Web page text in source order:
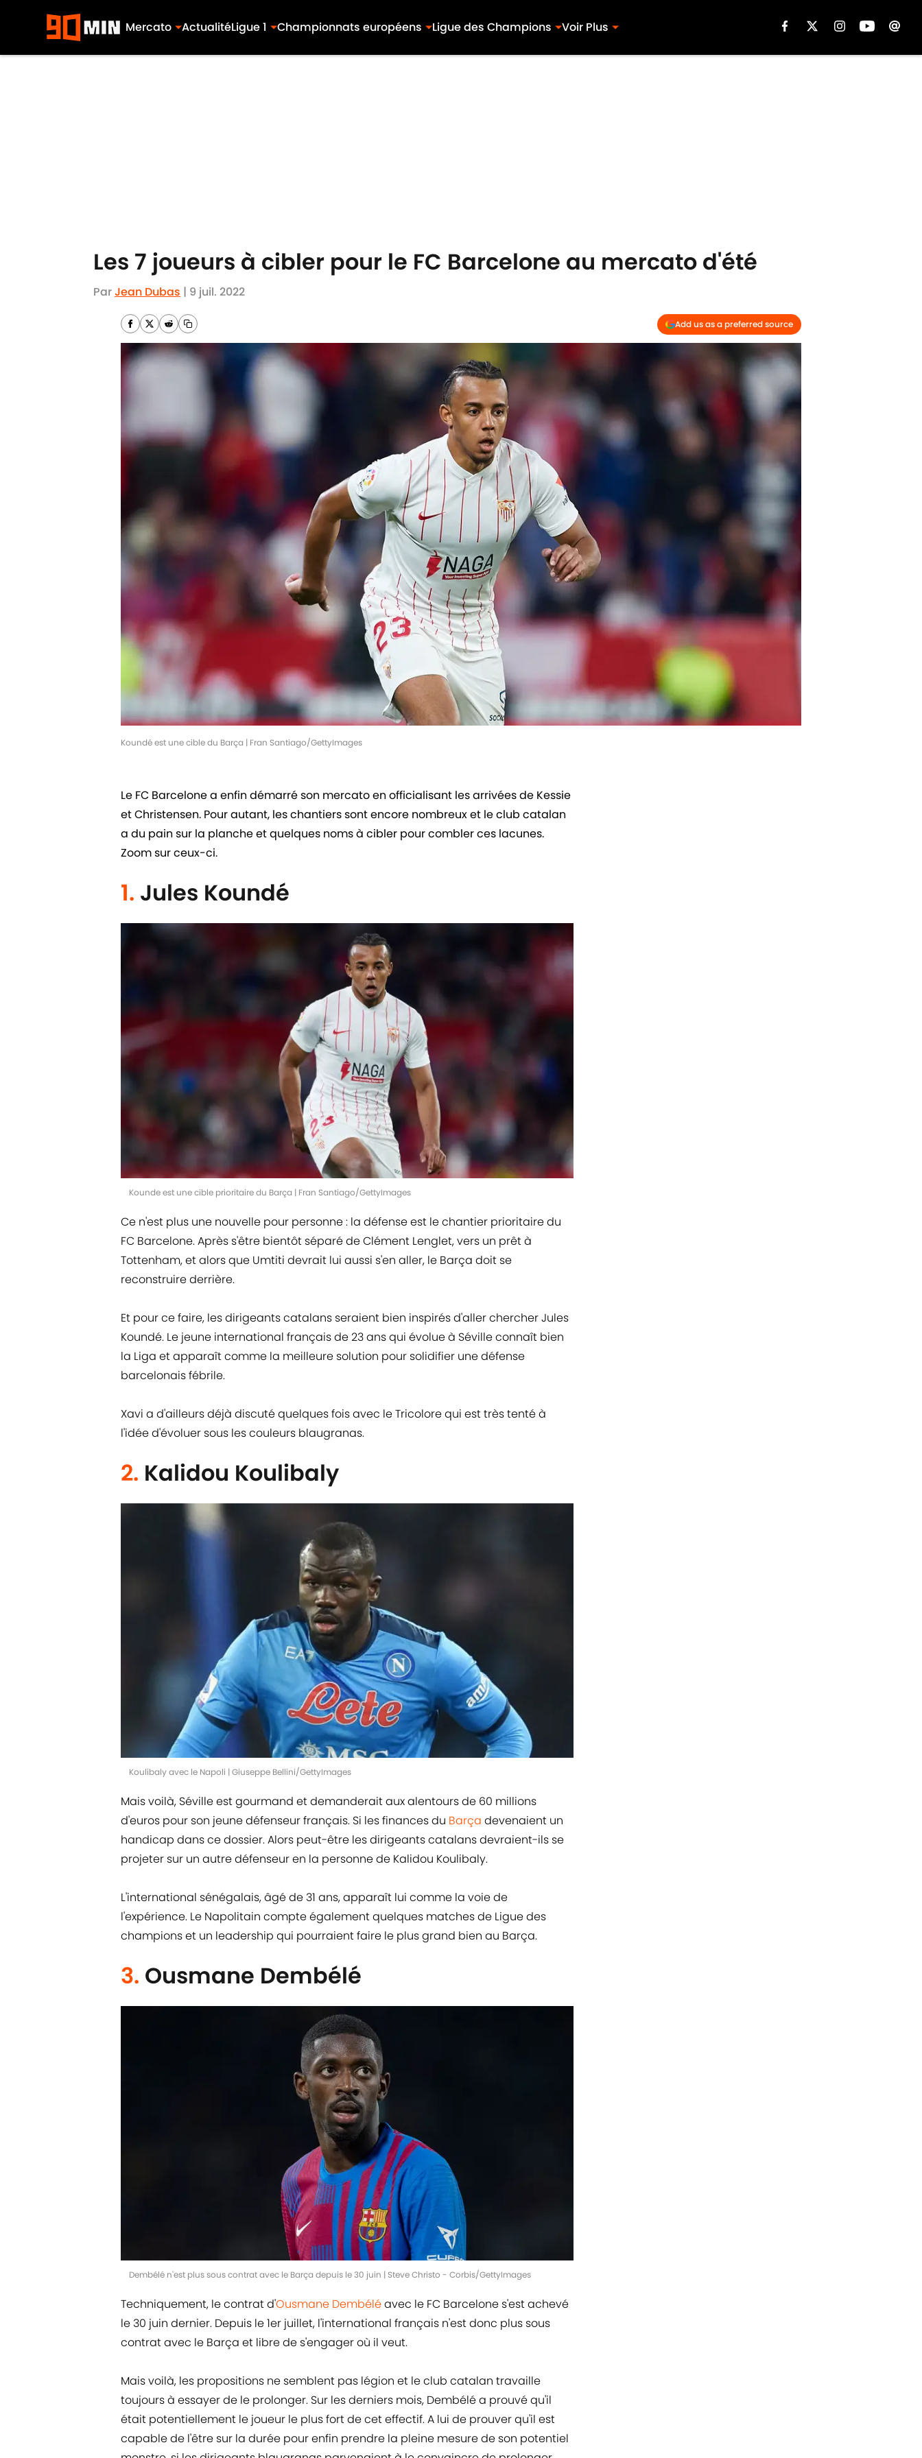
Mercato ActualitéLigue 1 Championnats européens Ligue des Champions Voir Plus
Les 7 joueurs à cibler pour le FC Barcelone au mercato d'été
ParJean Dubas | 9 juil. 2022
Add us as a preferred source
Koundé est une cible du Barça | Fran Santiago/GettyImages
Le FC Barcelone a enfin démarré son mercato en officialisant les arrivées de Kessie
et Christensen. Pour autant, les chantiers sont encore nombreux et le club catalan
a du pain sur la planche et quelques noms à cibler pour combler ces lacunes.
Zoom sur ceux-ci.
1. Jules Koundé
Kounde est une cible prioritaire du Barça | Fran Santiago/GettyImages
Ce n'est plus une nouvelle pour personne : la défense est le chantier prioritaire du
FC Barcelone. Après s'être bientôt séparé de Clément Lenglet, vers un prêt à
Tottenham, et alors que Umtiti devrait lui aussi s'en aller, le Barça doit se
reconstruire derrière.
Et pour ce faire, les dirigeants catalans seraient bien inspirés d'aller chercher Jules
Koundé. Le jeune international français de 23 ans qui évolue à Séville connaît bien
la Liga et apparaît comme la meilleure solution pour solidifier une défense
barcelonais fébrile.
Xavi a d'ailleurs déjà discuté quelques fois avec le Tricolore qui est très tenté à
l'idée d'évoluer sous les couleurs blaugranas.
2. Kalidou Koulibaly
Koulibaly avec le Napoli | Giuseppe Bellini/GettyImages
Mais voilà, Séville est gourmand et demanderait aux alentours de 60 millions
d'euros pour son jeune défenseur français. Si les finances du Barça devenaient un
handicap dans ce dossier. Alors peut-être les dirigeants catalans devraient-ils se
projeter sur un autre défenseur en la personne de Kalidou Koulibaly.
L'international sénégalais, âgé de 31 ans, apparaît lui comme la voie de
l'expérience. Le Napolitain compte également quelques matches de Ligue des
champions et un leadership qui pourraient faire le plus grand bien au Barça.
3. Ousmane Dembélé
Dembélé n'est plus sous contrat avec le Barça depuis le 30 juin | Steve Christo - Corbis/GettyImages
Techniquement, le contrat d'Ousmane Dembéléavec le FC Barcelone s'est achevé
le 30 juin dernier. Depuis le 1er juillet, l'international français n'est donc plus sous
contrat avec le Barça et libre de s'engager où il veut.
Mais voilà, les propositions ne semblent pas légion et le club catalan travaille
toujours à essayer de le prolonger. Sur les derniers mois, Dembélé a prouvé qu'il
était potentiellement le joueur le plus fort de cet effectif. A lui de prouver qu'il est
capable de l'être sur la durée pour enfin prendre la pleine mesure de son potentiel